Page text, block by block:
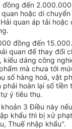
đến
hoặc di
quan áp tải
đồng đến
quan để thay đổi
dáng công
mà chưa tới
số hàng hoá, vật
hoàn lại số
ý tiêu thụ.
3 Điều này
khẩu thì bị xử
Thuế nhập khẩu''.